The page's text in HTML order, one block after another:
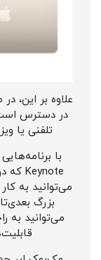
علاوه بر این،
در دسترس
تلفنی یا
می‌توانید به
بزرگ
می‌توانید به